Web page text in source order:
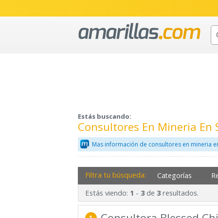
Estás buscando:
Consultores En Mineria
Mas información de consultores en mineria
Filtra tu búsqueda: Categorías
Estás viendo: 1 - 3de 3resultados.